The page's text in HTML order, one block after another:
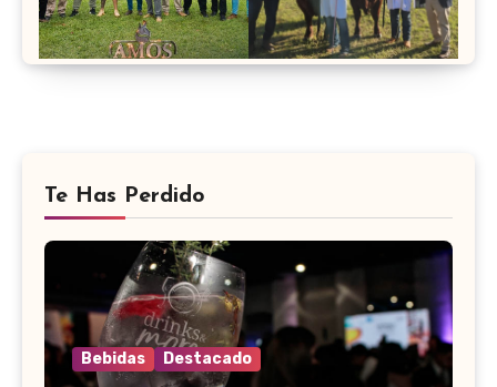
Te Has Perdido
Bebidas Destacado